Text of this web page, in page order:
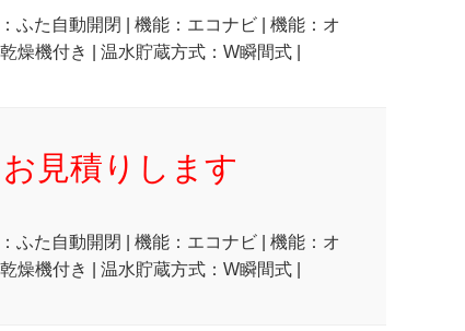
ふた自動開閉 | 機能：エコナビ | 機能：オ
燥機付き | 温水貯蔵方式：W瞬間式 |
お見積りします
ふた自動開閉 | 機能：エコナビ | 機能：オ
燥機付き | 温水貯蔵方式：W瞬間式 |